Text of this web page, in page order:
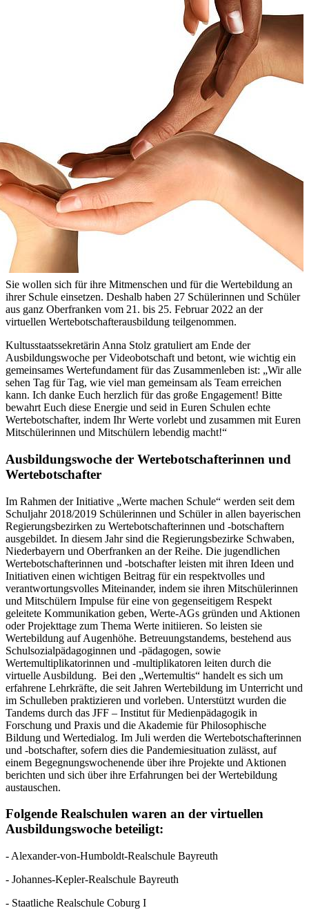
Sie wollen sich für ihre Mitmenschen und für die Wertebildung an
ihrer Schule einsetzen. Deshalb haben 27 Schülerinnen und Schüler
aus ganz Oberfranken vom 21. bis 25. Februar 2022 an der
virtuellen Wertebotschafterausbildung teilgenommen.
Kultusstaatssekretärin Anna Stolz gratuliert am Ende der
Ausbildungswoche per Videobotschaft und betont, wie wichtig ein
gemeinsames Wertefundament für das Zusammenleben ist: „Wir alle
sehen Tag für Tag, wie viel man gemeinsam als Team erreichen
kann. Ich danke Euch herzlich für das große Engagement! Bitte
bewahrt Euch diese Energie und seid in Euren Schulen echte
Wertebotschafter, indem Ihr Werte vorlebt und zusammen mit Euren
Mitschülerinnen und Mitschülern lebendig macht!“
Ausbildungswoche der Wertebotschafterinnen und
Wertebotschafter
Im Rahmen der Initiative „Werte machen Schule“ werden seit dem
Schuljahr 2018/2019 Schülerinnen und Schüler in allen bayerischen
Regierungsbezirken zu Wertebotschafterinnen und -botschaftern
ausgebildet. In diesem Jahr sind die Regierungsbezirke Schwaben,
Niederbayern und Oberfranken an der Reihe. Die jugendlichen
Wertebotschafterinnen und ‑botschafter leisten mit ihren Ideen und
Initiativen einen wichtigen Beitrag für ein respektvolles und
verantwortungsvolles Miteinander, indem sie ihren Mitschülerinnen
und Mitschülern Impulse für eine von gegenseitigem Respekt
geleitete Kommunikation geben, Werte-AGs gründen und Aktionen
oder Projekttage zum Thema Werte initiieren. So leisten sie
Wertebildung auf Augenhöhe. Betreuungstandems, bestehend aus
Schulsozialpädagoginnen und -pädagogen, sowie
Wertemultiplikatorinnen und -multiplikatoren leiten durch die
virtuelle Ausbildung. Bei den „Wertemultis“ handelt es sich um
erfahrene Lehrkräfte, die seit Jahren Wertebildung im Unterricht und
im Schulleben praktizieren und vorleben. Unterstützt wurden die
Tandems durch das JFF – Institut für Medienpädagogik in
Forschung und Praxis und die Akademie für Philosophische
Bildung und Wertedialog. Im Juli werden die Wertebotschafterinnen
und ‑botschafter, sofern dies die Pandemiesituation zulässt, auf
einem Begegnungswochenende über ihre Projekte und Aktionen
berichten und sich über ihre Erfahrungen bei der Wertebildung
austauschen.
Folgende Realschulen waren an der virtuellen
Ausbildungswoche beteiligt:
- Alexander-von-Humboldt-Realschule Bayreuth
- Johannes-Kepler-Realschule Bayreuth
- Staatliche Realschule Coburg I